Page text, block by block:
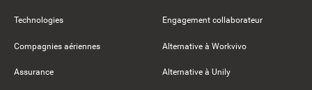
Technologies
Compagnies aériennes
Assurance
Engagement collaborateur
Alternative à Workvivo
Alternative à Unily